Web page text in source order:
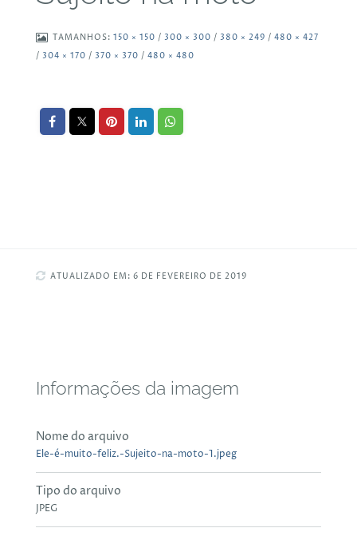
TAMANHOS: 150 × 150 / 300 × 300 / 380 × 249 / 480 × 427
/ 304 × 170 / 370 × 370 / 480 × 480
ATUALIZADO EM: 6 DE FEVEREIRO DE 2019
Informações da imagem
Nome do arquivo
Ele-é-muito-feliz.-Sujeito-na-moto-1.jpeg
Tipo do arquivo
JPEG